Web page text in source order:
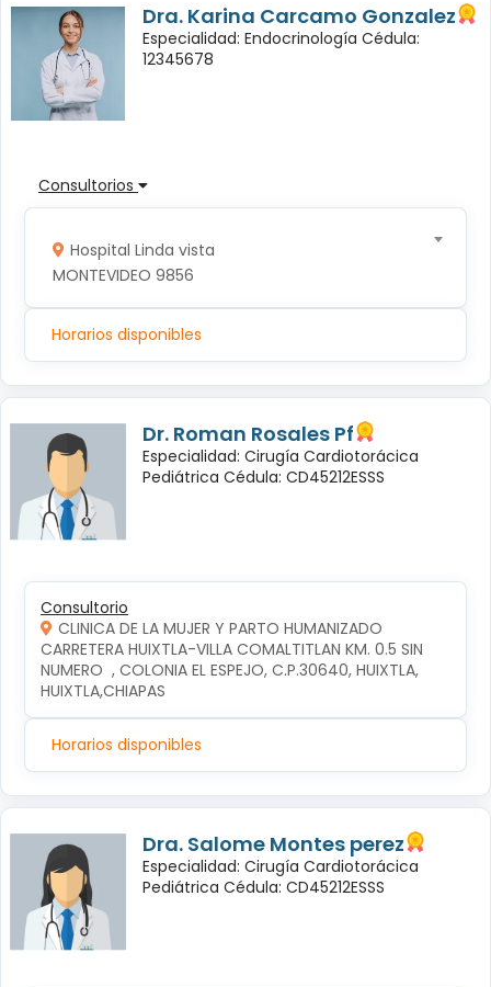
Dra. Karina Carcamo Gonzalez
Especialidad: Endocrinología Cédula:
12345678
Consultorios
Hospital Linda vista
MONTEVIDEO 9856
Horarios disponibles
Dr. Roman Rosales Pf
Especialidad: Cirugía Cardiotorácica
Pediátrica Cédula: CD45212ESSS
Consultorio
CLINICA DE LA MUJER Y PARTO HUMANIZADO
CARRETERA HUIXTLA-VILLA COMALTITLAN KM. 0.5 SIN
NUMERO  , COLONIA EL ESPEJO, C.P.30640, HUIXTLA,
HUIXTLA,CHIAPAS
Horarios disponibles
Dra. Salome Montes perez
Especialidad: Cirugía Cardiotorácica
Pediátrica Cédula: CD45212ESSS